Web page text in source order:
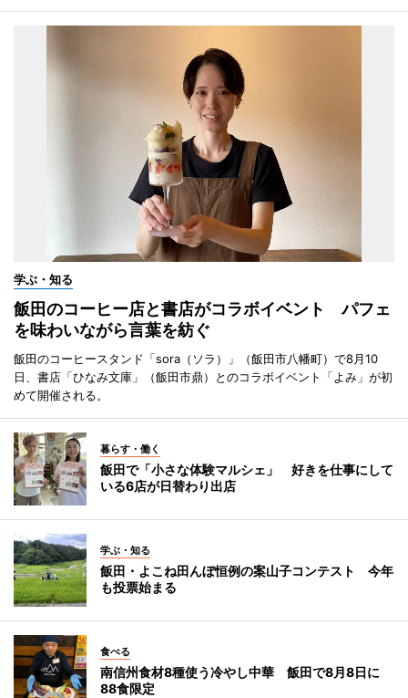
学ぶ・知る
飯田のコーヒー店と書店がコラボイベント パフェ
を味わいながら言葉を紡ぐ
飯田のコーヒースタンド「sora（ソラ）」（飯田市八幡町）で8月10
日、書店「ひなみ文庫」（飯田市鼎）とのコラボイベント「よみ」が初
めて開催される。
暮らす・働く
飯田で「小さな体験マルシェ」 好きを仕事にして
いる6店が日替わり出店
学ぶ・知る
飯田・よこね田んぼ恒例の案山子コンテスト 今年
も投票始まる
食べる
南信州食材8種使う冷やし中華 飯田で8月8日に
88食限定